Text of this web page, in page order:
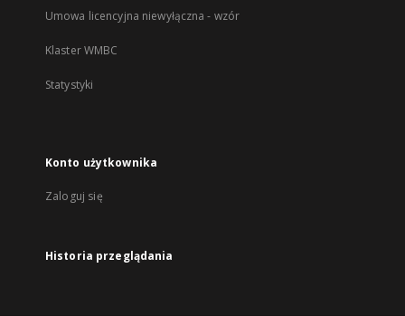
Umowa licencyjna niewyłączna - wzór
Klaster WMBC
Statystyki
Konto użytkownika
Zaloguj się
Historia przeglądania